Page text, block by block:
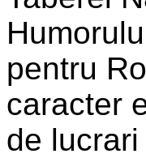
pentru
caracter
de